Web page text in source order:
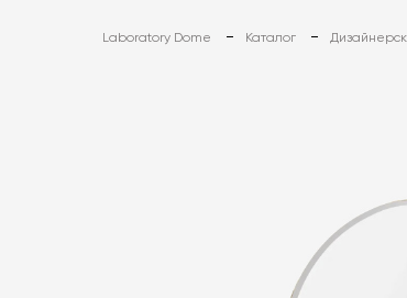
Laboratory Dome Каталог